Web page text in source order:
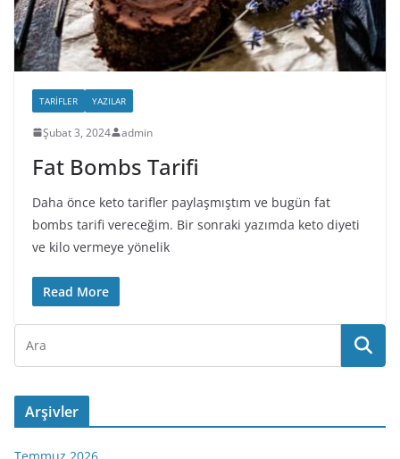
TARIFLER YAZILAR
Şubat 3, 2024 admin
Fat Bombs Tarifi
Daha önce keto tarifler paylaşmıştım ve bugün fat
bombs tarifi vereceğim. Bir sonraki yazımda keto diyeti
ve kilo vermeye yönelik
Read More
Arşivler
Temmuz 2026